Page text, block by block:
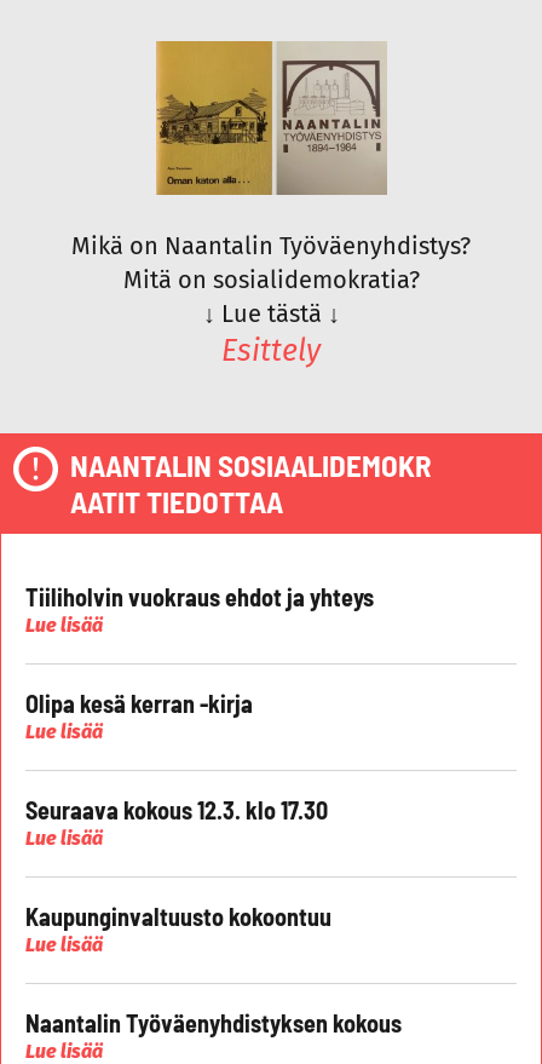
Mikä on Naantalin Työväenyhdistys?
Mitä on sosialidemokratia?
↓ Lue tästä ↓
Esittely
NAANTALIN SOSIAALIDEMOKR
AATIT TIEDOTTAA
Tiiliholvin vuokraus ehdot ja yhteys
Lue lisää
Olipa kesä kerran -kirja
Lue lisää
Seuraava kokous 12.3. klo 17.30
Lue lisää
Kaupunginvaltuusto kokoontuu
Lue lisää
Naantalin Työväenyhdistyksen kokous
Lue lisää